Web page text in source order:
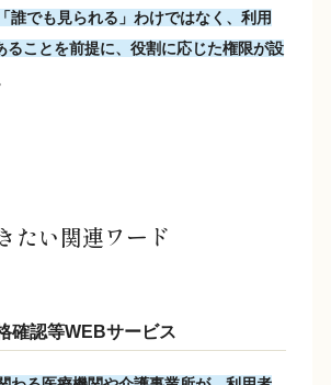
誰でも見られる」わけではなく、利用
ることを前提に、役割に応じた権限が設
たい関連ワード
確認等WEBサービス